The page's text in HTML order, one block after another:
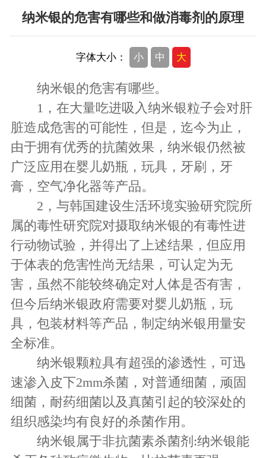
纳米银的危害有哪些和做消毒剂的原理
字体大小： 小 中 大
纳米银的危害有哪些。
1，在大量吃进吸入纳米银粒子会对肝
脏造成危害的可能性，但是，迄今为止，
由于拥有优秀的抗菌效果，纳米银仍然被
广泛应用在婴儿奶瓶，玩具，牙刷，牙
膏，空气净化器等产品。
2，与韩国建设生活环境实验研究院所
属的毒性研究院对摄取纳米银的有毒性进
行动物试验，并得出了上述结果，但应用
于体表的危害性尚无结果，可认定为无
害，虽然不能较终确定对人体是否有害，
但今后纳米银政府需要对婴儿奶瓶，玩
具，包装材料等产品，制定纳米银用量安
全标准。
纳米银颗粒具有超强的渗透性，可迅
速渗入皮下2mm杀菌，对普通细菌，顽固
细菌，耐药细菌以及真菌引起的较深处的
组织感染均有良好的杀菌作用。
纳米银属于非抗菌素杀菌剂:纳米银能